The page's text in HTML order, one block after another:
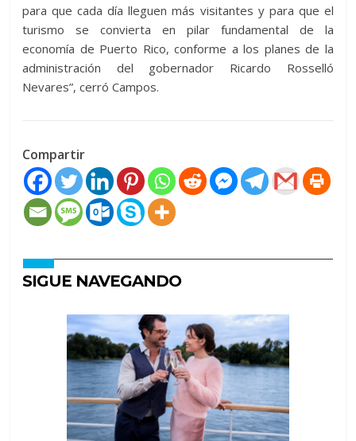
para que cada día lleguen más visitantes y para que el
turismo se convierta en pilar fundamental de la
economía de Puerto Rico, conforme a los planes de la
administración del gobernador Ricardo Rosselló
Nevares”, cerró Campos.
Compartir
SIGUE NAVEGANDO